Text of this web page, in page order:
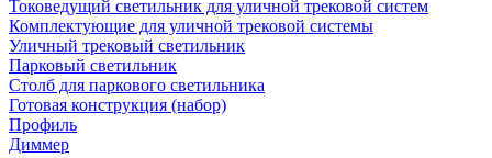
Токоведущий светильник для уличной трековой систем
Комплектующие для уличной трековой системы
Уличный трековый светильник
Парковый светильник
Столб для паркового светильника
Готовая конструкция (набор)
Профиль
Диммер